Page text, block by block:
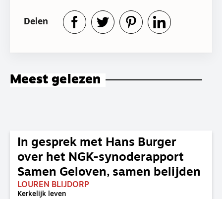
Delen
Meest gelezen
In gesprek met Hans Burger
over het NGK-synoderapport
Samen Geloven, samen belijden
LOUREN BLIJDORP
Kerkelijk leven